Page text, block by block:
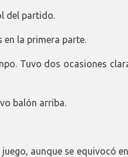
del partido.
la primera parte.
Tuvo dos ocasiones
balón arriba.
aunque se equivocó